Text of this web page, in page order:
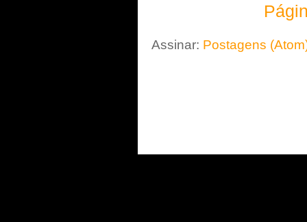
Assinar: Postagens